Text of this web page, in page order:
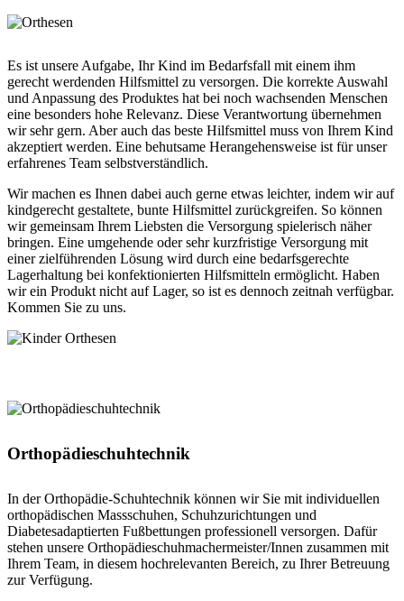
Es ist unsere Aufgabe, Ihr Kind im Bedarfsfall mit einem ihm
gerecht werdenden Hilfsmittel zu versorgen. Die korrekte Auswahl
und Anpassung des Produktes hat bei noch wachsenden Menschen
eine besonders hohe Relevanz. Diese Verantwortung übernehmen
wir sehr gern. Aber auch das beste Hilfsmittel muss von Ihrem Kind
akzeptiert werden. Eine behutsame Herangehensweise ist für unser
erfahrenes Team selbstverständlich.
Wir machen es Ihnen dabei auch gerne etwas leichter, indem wir auf
kindgerecht gestaltete, bunte Hilfsmittel zurückgreifen. So können
wir gemeinsam Ihrem Liebsten die Versorgung spielerisch näher
bringen. Eine umgehende oder sehr kurzfristige Versorgung mit
einer zielführenden Lösung wird durch eine bedarfsgerechte
Lagerhaltung bei konfektionierten Hilfsmitteln ermöglicht. Haben
wir ein Produkt nicht auf Lager, so ist es dennoch zeitnah verfügbar.
Kommen Sie zu uns.
Orthopädieschuhtechnik
In der Orthopädie-Schuhtechnik können wir Sie mit individuellen
orthopädischen Massschuhen, Schuhzurichtungen und
Diabetesadaptierten Fußbettungen professionell versorgen. Dafür
stehen unsere Orthopädieschuhmachermeister/Innen zusammen mit
Ihrem Team, in diesem hochrelevanten Bereich, zu Ihrer Betreuung
zur Verfügung.